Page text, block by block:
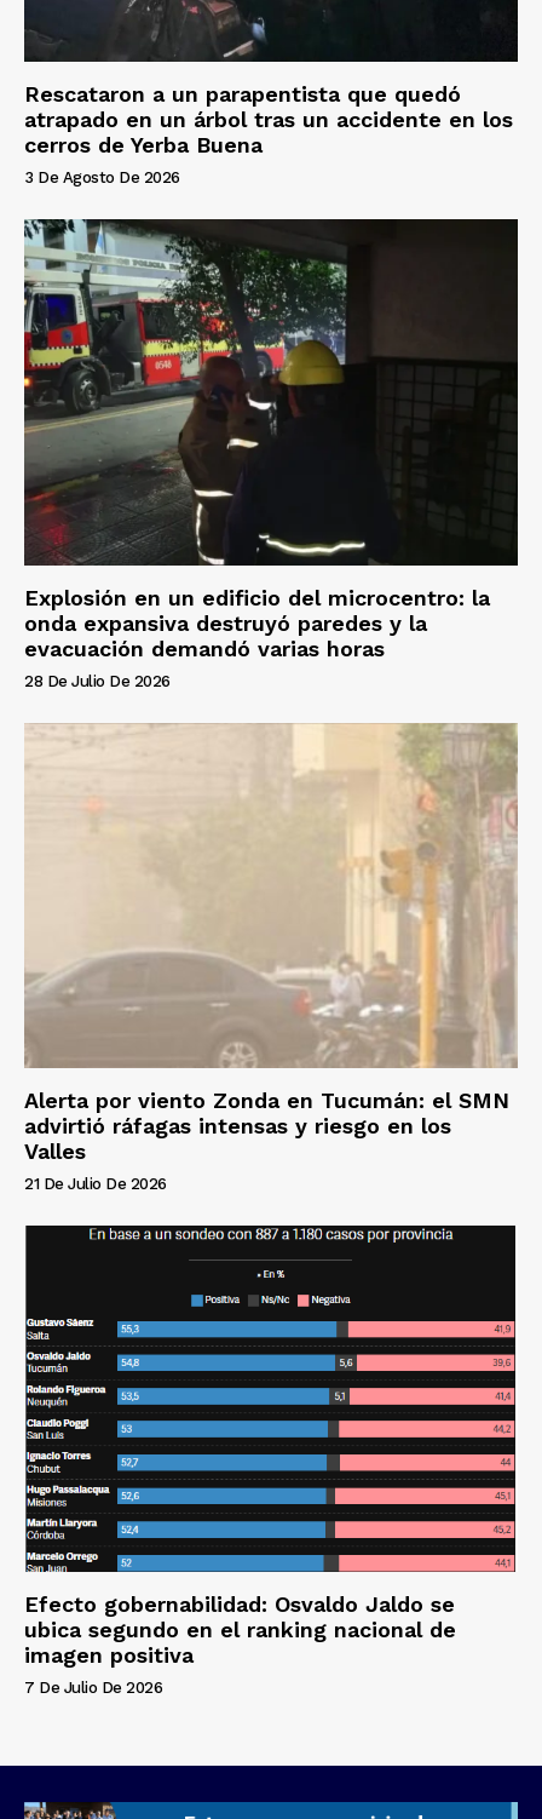
Rescataron a un parapentista que quedó
atrapado en un árbol tras un accidente en los
cerros de Yerba Buena
3 De Agosto De 2026
Explosión en un edificio del microcentro: la
onda expansiva destruyó paredes y la
evacuación demandó varias horas
28 De Julio De 2026
Alerta por viento Zonda en Tucumán: el SMN
advirtió ráfagas intensas y riesgo en los
Valles
21 De Julio De 2026
Efecto gobernabilidad: Osvaldo Jaldo se
ubica segundo en el ranking nacional de
imagen positiva
7 De Julio De 2026